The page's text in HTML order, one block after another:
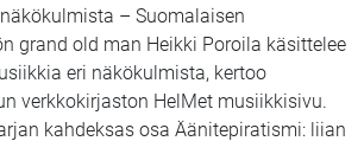
– Suomalaisen
grand old man Heikki Poroila käsittelee
eri näkökulmista, kertoo
verkkokirjaston HelMet musiikkisivu.
kahdeksas osa Äänitepiratismi: liian